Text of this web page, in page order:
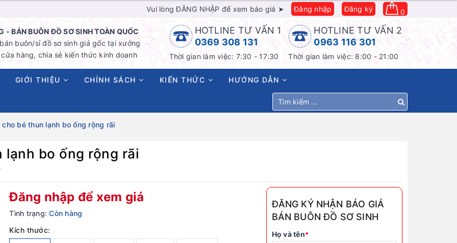
Vui lòng ĐĂNG NHẬP để xem báo giá ➤ Đăng nhập Đăng ký 0
- BÁN BUÔN ĐỒ SƠ SINH TOÀN QUỐC
buôn/sỉ đồ sơ sinh giá gốc tại xưởng
hàng, chia sẻ kiến thức kinh doanh
HOTLINE TƯ VẤN 1
0369 308 131
Thời gian làm việc: 7:30 - 17:30
HOTLINE TƯ VẤN 2
0963 116 301
Thời gian làm việc: 8:00 - 21:00
GIỚI THIỆU CHÍNH SÁCH KIẾN THỨC HƯỚNG DẪN
bé thun lạnh bo ống rộng rãi
lạnh bo ống rộng rãi
Đăng nhập để xem giá
Tình trạng: Còn hàng
Kích thước:
ĐĂNG KÝ NHẬN BÁO GIÁ
BÁN BUÔN ĐỒ SƠ SINH
Họ và tên*